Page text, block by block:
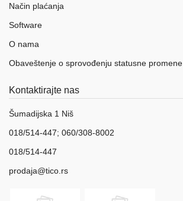
Način plaćanja
Software
O nama
Obaveštenje o sprovođenju statusne promene
Kontaktirajte nas
Šumadijska 1 Niš
018/514-447; 060/308-8002
018/514-447
prodaja@tico.rs